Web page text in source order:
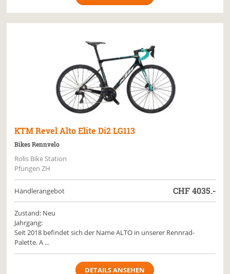
KTM Revel Alto Elite Di2 LG113
Bikes Rennvelo
Rolis Bike Station
Pfungen ZH
Händlerangebot CHF4035.-
Zustand: Neu
Jahrgang:
Seit 2018 befindet sich der Name ALTO in unserer Rennrad-
Palette. A ...
DETAILS ANSEHEN